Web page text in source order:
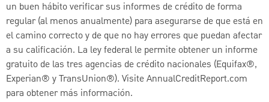
un buen hábito verificar sus informes de crédito de forma
regular (al menos anualmente) para asegurarse de que está en
el camino correcto y de que no hay errores que puedan afectar
a su calificación. La ley federal le permite obtener un informe
gratuito de las tres agencias de crédito nacionales (Equifax®,
Experian® y TransUnion®). Visite AnnualCreditReport.com
para obtener más información.